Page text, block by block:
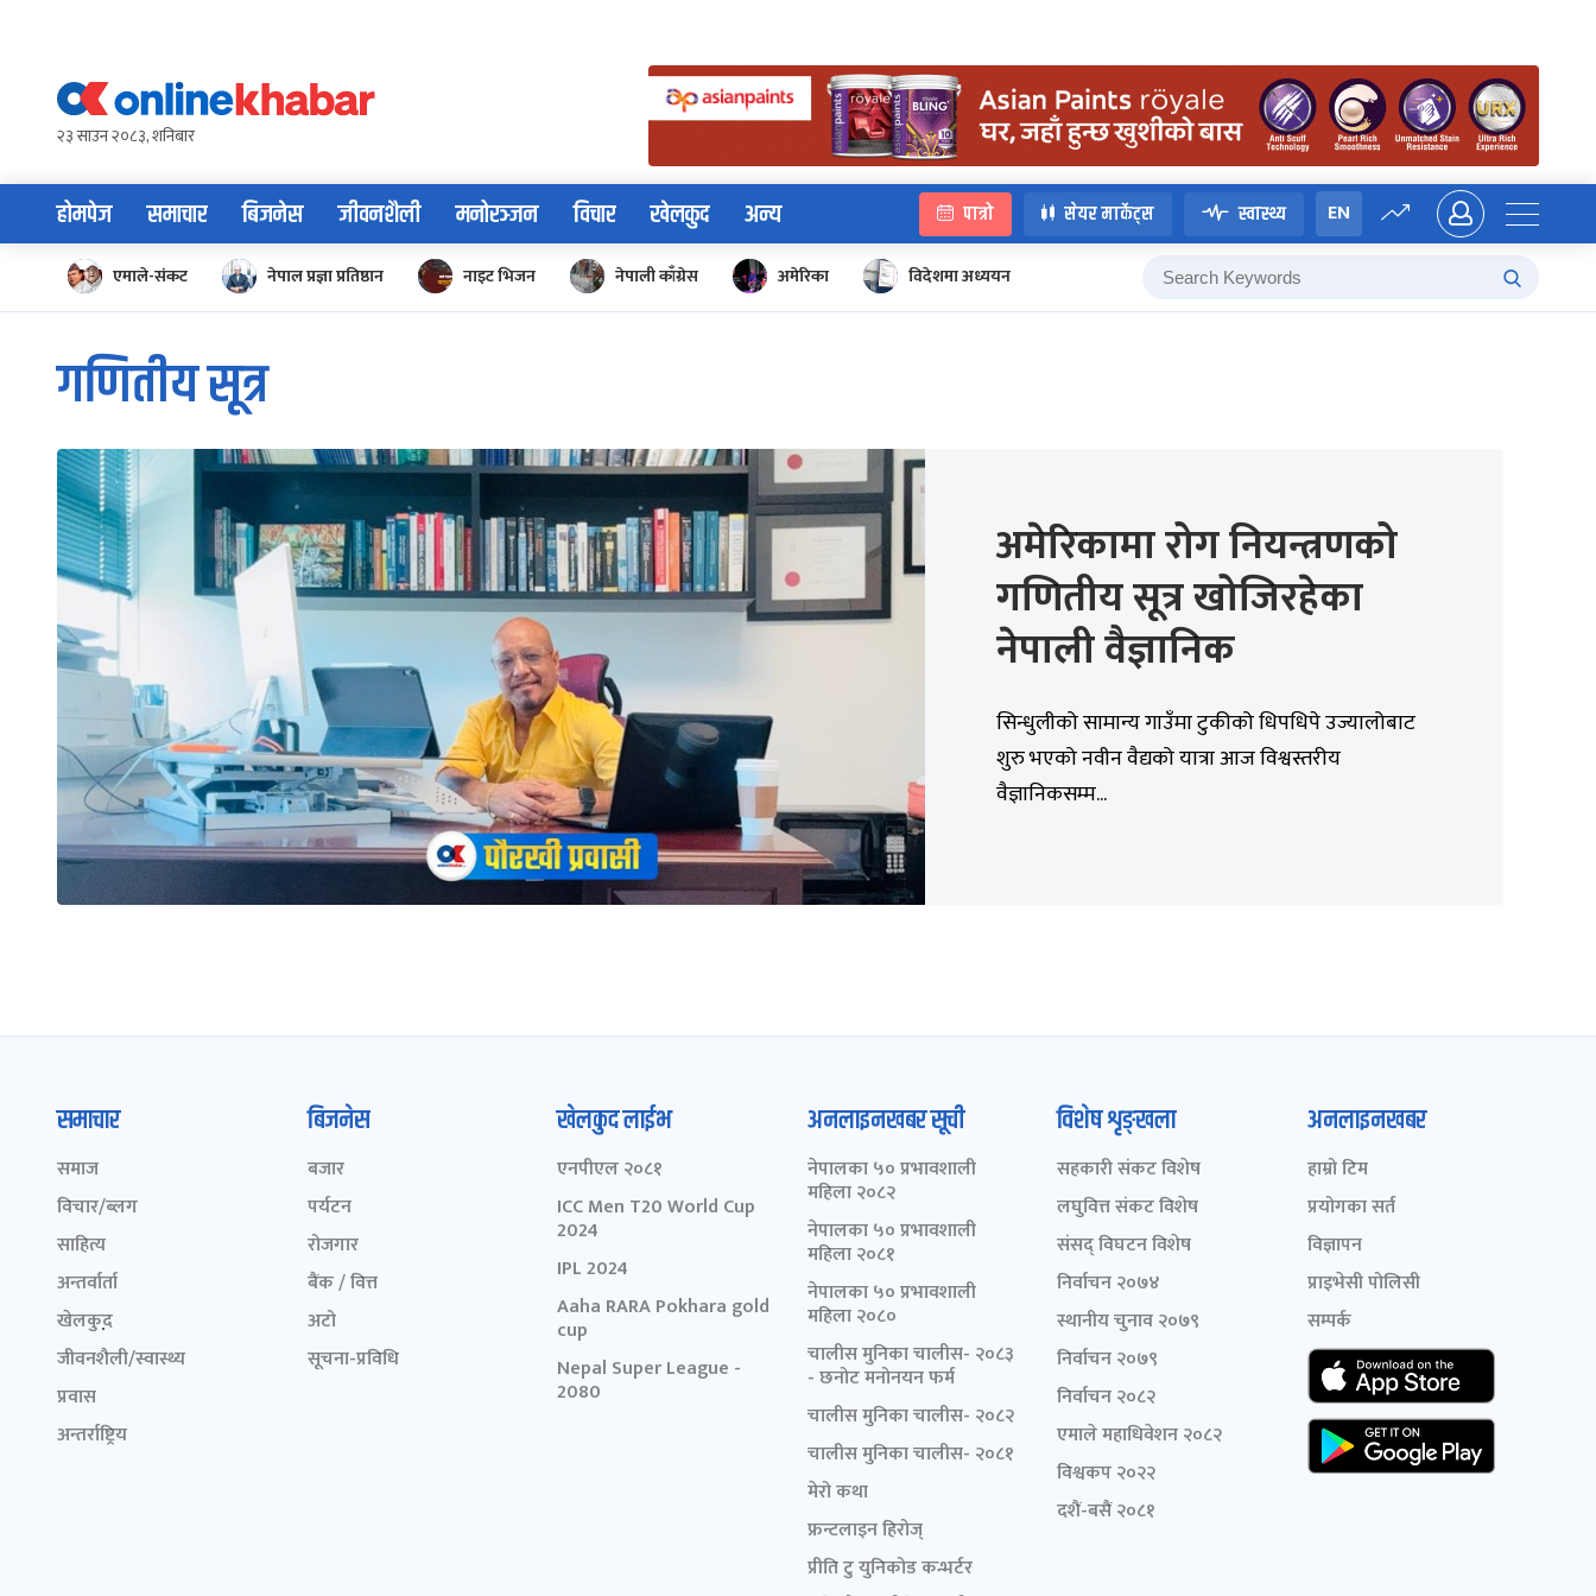
content२३ साउन २०८३, शनिबार
होमपेज समाचार बिजनेस जीवनशैली मनोरञ्जन विचार खेलकुद अन्य पात्रो सेयर मार्केट्स स्वास्थ्य EN
एमाले-संकट नेपाल प्रज्ञा प्रतिष्ठान नाइट भिजन नेपाली काँग्रेस अमेरिका विदेशमा अध्ययन
गणितीय सूत्र
अमेरिकामा रोग नियन्त्रणको
गणितीय सूत्र खोजिरहेका
नेपाली वैज्ञानिक
सिन्धुलीको सामान्य गाउँमा टुकीको धिपधिपे उज्यालोबाट
शुरु भएको नवीन वैद्यको यात्रा आज विश्वस्तरीय
वैज्ञानिकसम्म...
समाचार
समाज
विचार/ब्लग
साहित्य
अन्तर्वार्ता
खेलकुद़़
जीवनशैली/स्वास्थ्य
प्रवास
अन्तर्राष्ट्रिय
बिजनेस
बजार
पर्यटन
रोजगार
बैंक / वित्त
अटो
सूचना-प्रविधि
खेलकुद लाईभ
एनपीएल २०८१
ICC Men T20 World Cup
2024
IPL 2024
Aaha RARA Pokhara gold
cup
Nepal Super League -
2080
अनलाइनखबर सूची
नेपालका ५० प्रभावशाली
महिला २०८२
नेपालका ५० प्रभावशाली
महिला २०८१
नेपालका ५० प्रभावशाली
महिला २०८०
चालीस मुनिका चालीस- २०८३
- छनोट मनोनयन फर्म
चालीस मुनिका चालीस- २०८२
चालीस मुनिका चालीस- २०८१
मेरो कथा
फ्रन्टलाइन हिरोज्
प्रीति टु युनिकोड कन्भर्टर
विशेष शृङ्खला
सहकारी संकट विशेष
लघुवित्त संकट विशेष
संसद् विघटन विशेष
निर्वाचन २०७४
स्थानीय चुनाव २०७९
निर्वाचन २०७९
निर्वाचन २०८२
एमाले महाधिवेशन २०८२
विश्वकप २०२२
दशैं-बसैं २०८१
अनलाइनखबर
हाम्रो टिम
प्रयोगका सर्त
विज्ञापन
प्राइभेसी पोलिसी
सम्पर्क